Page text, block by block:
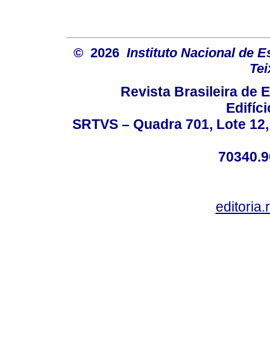
© 2026 Instituto Nacional de
Revista Brasileira de
SRTVS – Quadra 701, Lote